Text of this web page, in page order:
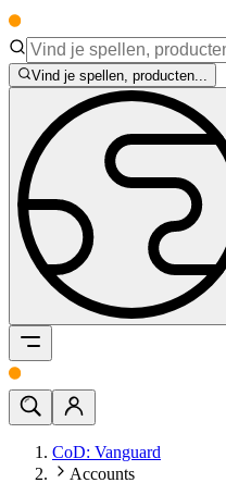
Vind je spellen, producten...
CoD: Vanguard
Accounts